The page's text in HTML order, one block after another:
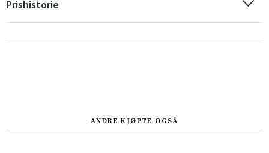
Prishistorie
ANDRE KJØPTE OGSÅ